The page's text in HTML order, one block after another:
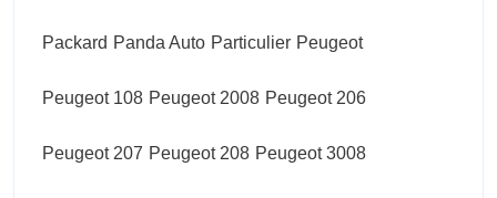
Packard Panda Auto Particulier Peugeot
Peugeot 108 Peugeot 2008 Peugeot 206
Peugeot 207 Peugeot 208 Peugeot 3008